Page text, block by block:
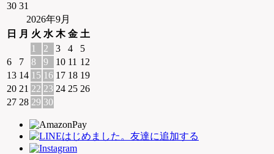
30 31
2026年9月
日
月 火 水 木 金 土
1
2 3 4
5
6
7 8 9 10 11 12
13 14 15 16 17 18 19
20 21 22 23 24 25 26
27 28 29 30